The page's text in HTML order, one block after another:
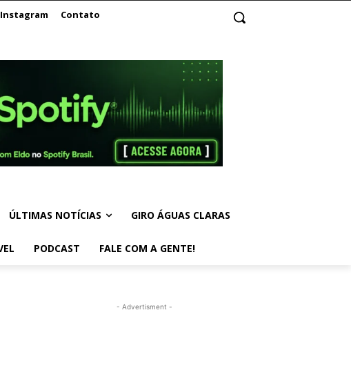
Contato
ÚLTIMAS NOTÍCIAS GIRO ÁGUAS CLARAS
PODCAST FALE COM A GENTE!
- Advertisment -